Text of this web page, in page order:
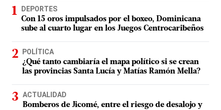
DEPORTES
Con 15 oros impulsados por el boxeo, Dominicana
sube al cuarto lugar en los Juegos Centrocaribeños
POLÍTICA
¿Qué tanto cambiaría el mapa político si se crean
las provincias Santa Lucía y Matías Ramón Mella?
ACTUALIDAD
Bomberos de Jicomé, entre el riesgo de desalojo y